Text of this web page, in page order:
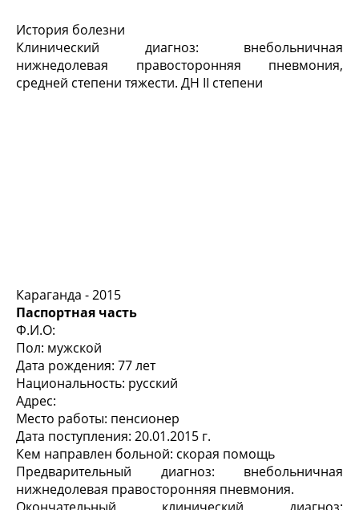
История болезни
Клинический диагноз: внебольничная
нижнедолевая правосторонняя пневмония,
средней степени тяжести. ДН II степени
Караганда - 2015
Паспортная часть
Ф.И.О:
Пол: мужской
Дата рождения: 77 лет
Национальность: русский
Адрес:
Место работы: пенсионер
Дата поступления: 20.01.2015 г.
Кем направлен больной: скорая помощь
Предварительный диагноз: внебольничная
нижнедолевая правосторонняя пневмония.